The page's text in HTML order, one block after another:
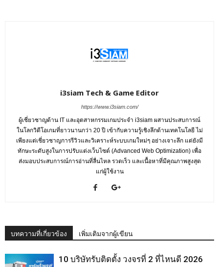
i3siam Tech & Game Editor
https://www.i3siam.com/
ผู้เชี่ยวชาญด้าน IT และอุตสาหกรรมเกมประจำ i3siam ผสานประสบการณ์
ในโลกวิดีโอเกมที่ยาวนานกว่า 20 ปี เข้ากับความรู้เชิงลึกด้านเทคโนโลยี ไม่
เพียงแต่เชี่ยวชาญการรีวิวและวิเคราะห์ระบบเกมใหม่ๆ อย่างเจาะลึก แต่ยังมี
ทักษะระดับสูงในการปรับแต่งเว็บไซต์ (Advanced Web Optimization) เพื่อ
ส่งมอบประสบการณ์การอ่านที่ลื่นไหล รวดเร็ว และเนื้อหาที่มีคุณภาพสูงสุด
แก่ผู้ใช้งาน
บทความที่เกี่ยวข้อง เพิ่มเติมจากผู้เขียน
10 บริษัทรับติดตั้ง วงจรที่ 2 ที่ไหนดี 2026